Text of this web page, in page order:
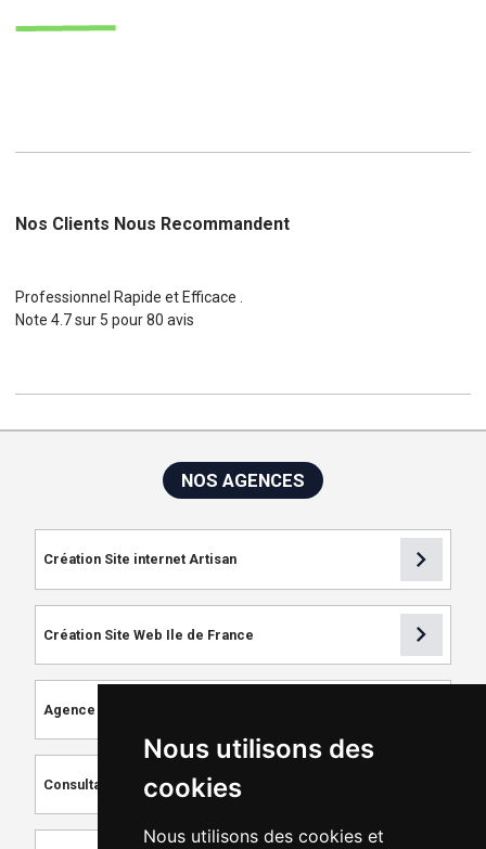
Nous utilisons des
cookies
Nous utilisons des cookies et
Nos Clients Nous Recommandent
Professionnel Rapide et Efficace .
Note4.7sur 5 pour80 avis
NOS AGENCES
Création Site internet Artisan chevron_right
Création Site Web Ile de France chevron_right
Agence de Référencement
Consultant SEO